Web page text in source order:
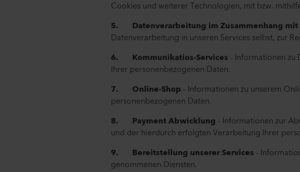
Cookies und weiterer Technologien, mit bzw.
5. Datenverarbeitung im Zusammenhang mit
Datenverarbeitung in unseren Services selbst, zur
6. Kommunikatios-Services - Informationen zu
Ihrer personenbezogenen Daten.
7. Online-Shop - Informationen zu unserem
personenbezogenen Daten.
8. Payment Abwicklung - Informationen zur
und der hierdurch erfolgten Verarbeitung Ihrer
9. Bereitstellung unserer Services -
genommenen Diensten.